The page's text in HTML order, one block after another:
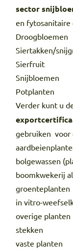
sector
en fytosanitaire
Droogbloemen
Siertakken/
Sierfruit
Snijbloemen
Potplanten
Verder kunt u
gebruiken voor
bolgewassen
boomkwekerij
groenteplanten
in vitro-
overige planten
stekken
vaste planten